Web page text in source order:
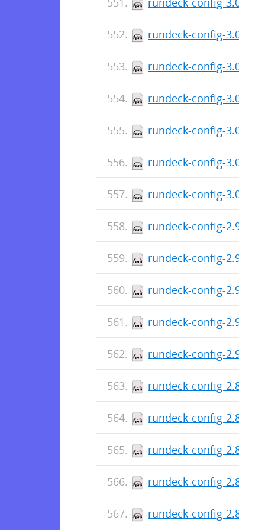
rundeck-config-
rundeck-config-
rundeck-config-
rundeck-config-
rundeck-config-
rundeck-config-
rundeck-config-2.9.4-
rundeck-config-2.9.3-
rundeck-config-2.9.2-
rundeck-config-2.9.1-
rundeck-config-2.9.0-
rundeck-config-2.8.4-
rundeck-config-2.8.3-
rundeck-config-2.8.2-
rundeck-config-2.8.1-
rundeck-config-2.8.0-